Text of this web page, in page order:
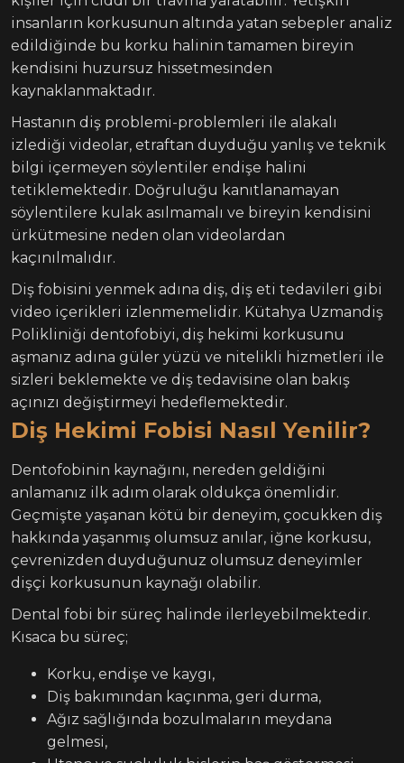
insanların korkusunun altında yatan sebepler analiz
edildiğinde bu korku halinin tamamen bireyin
kendisini huzursuz hissetmesinden
kaynaklanmaktadır.
Hastanın diş problemi-problemleri ile alakalı
izlediği videolar, etraftan duyduğu yanlış ve teknik
bilgi içermeyen söylentiler endişe halini
tetiklemektedir. Doğruluğu kanıtlanamayan
söylentilere kulak asılmamalı ve bireyin kendisini
ürkütmesine neden olan videolardan
kaçınılmalıdır.
Diş fobisini yenmek adına diş, diş eti tedavileri gibi
video içerikleri izlenmemelidir. Kütahya Uzmandiş
Polikliniği dentofobiyi, diş hekimi korkusunu
aşmanız adına güler yüzü ve nitelikli hizmetleri ile
sizleri beklemekte ve diş tedavisine olan bakış
açınızı değiştirmeyi hedeflemektedir.
Diş Hekimi Fobisi Nasıl Yenilir?
Dentofobinin kaynağını, nereden geldiğini
anlamanız ilk adım olarak oldukça önemlidir.
Geçmişte yaşanan kötü bir deneyim, çocukken diş
hakkında yaşanmış olumsuz anılar, iğne korkusu,
çevrenizden duyduğunuz olumsuz deneyimler
dişçi korkusunun kaynağı olabilir.
Dental fobi bir süreç halinde ilerleyebilmektedir.
Kısaca bu süreç;
Korku, endişe ve kaygı,
Diş bakımından kaçınma, geri durma,
Ağız sağlığında bozulmaların meydana
gelmesi,